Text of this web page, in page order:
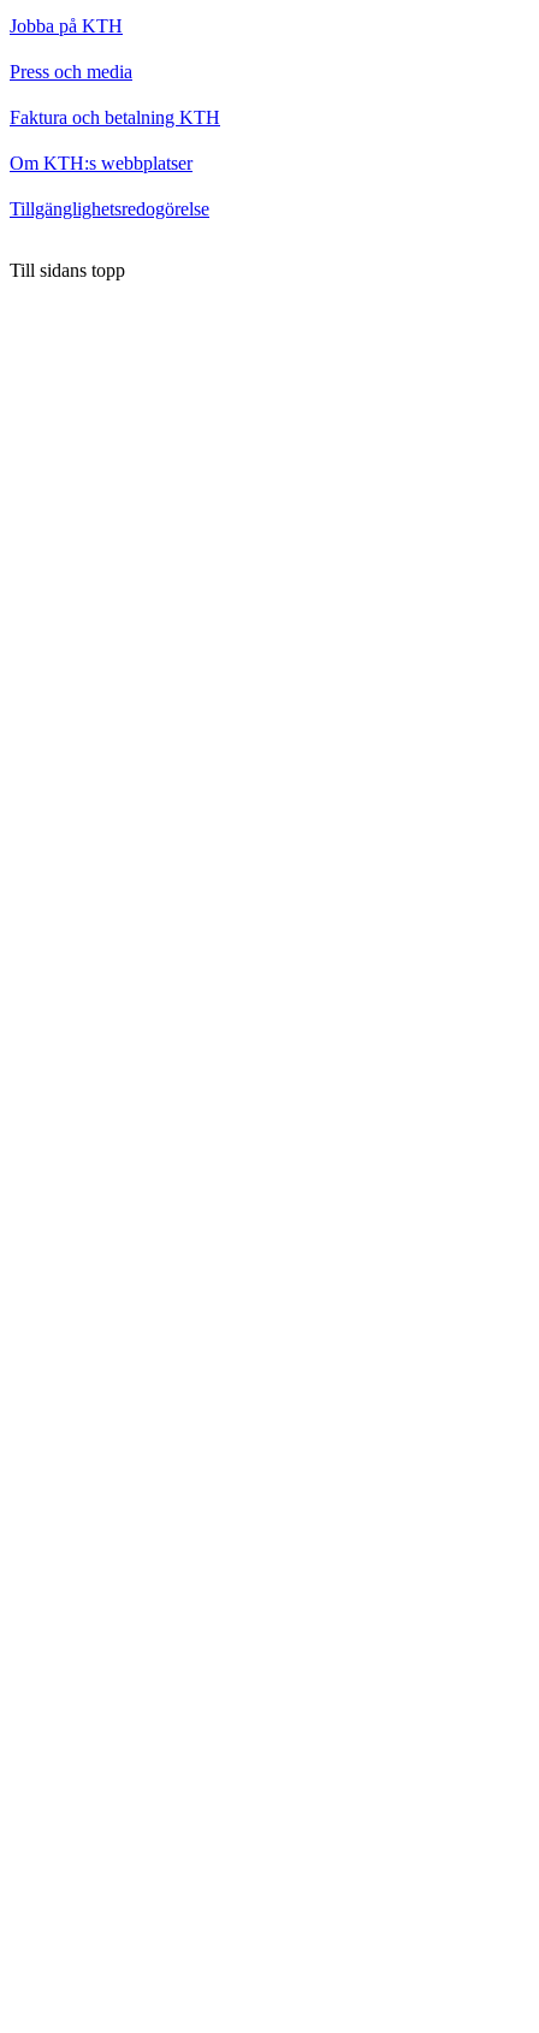
Jobba på KTH
Press och media
Faktura och betalning KTH
Om KTH:s webbplatser
Tillgänglighetsredogörelse
Till sidans topp